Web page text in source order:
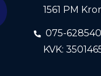
1561 PM
075-
KVK: